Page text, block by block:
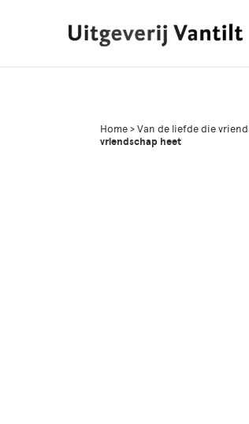
Home > Van de liefde die
vriendschap heet